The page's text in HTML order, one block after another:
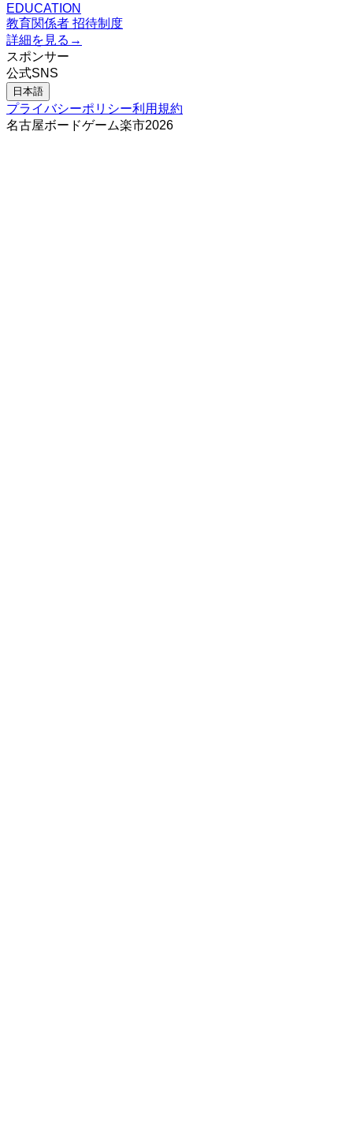
EDUCATION
教育関係者 招待制度
詳細を見る →
スポンサー
公式SNS
日本語
プライバシーポリシー利用規約
名古屋ボードゲーム楽市2026